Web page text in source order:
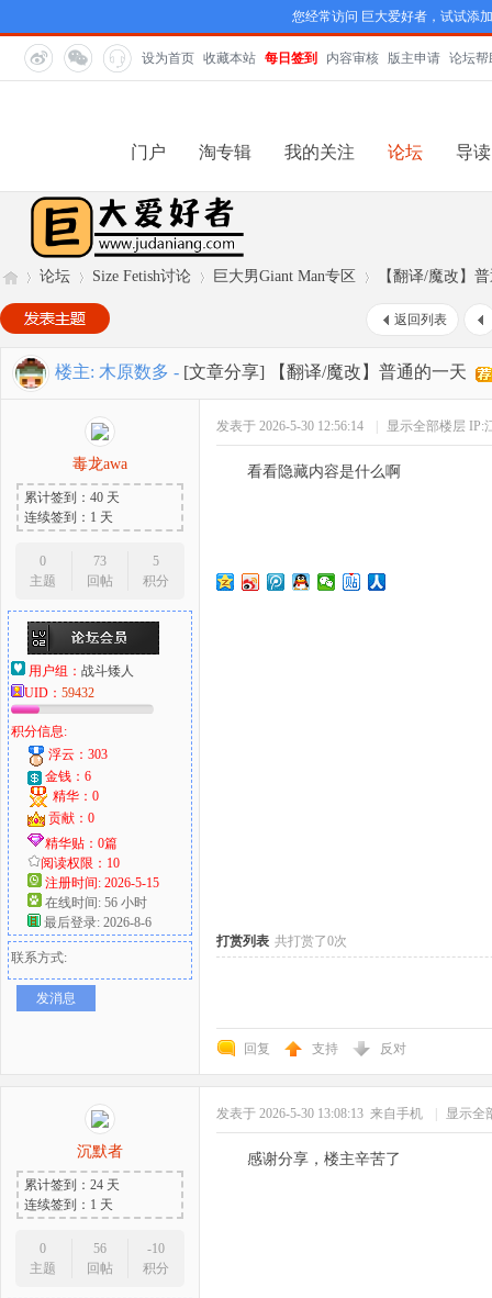
您经常访问 巨大爱好者，试试添
设为首页 收藏本站 每日签到 内容审核 版主申请 论坛帮
门户 淘专辑 我的关注 论坛 导读
巨
爱
»
论坛
›
Size Fetish讨论
›
巨大男Giant Man专区
›
【翻译/魔改】
返回列表
楼主: 木原数多 - [文章分享] 【翻译/魔改】普通的一天
毒龙awa
累计签到：40 天
连续签到：1 天
0
主题
73
回帖
5
积分
用户组： 战斗矮人
UID： 59432
积分信息:
浮云：303
金钱：6
精华：0
贡献：0
精华贴：0篇
阅读权限：10
注册时间: 2026-5-15
在线时间: 56 小时
最后登录: 2026-8-6
联系方式:
发消息
发表于 2026-5-30 12:56:14 显示全部楼层 IP:
看看隐藏内容是什么啊
打赏列表 共打赏了0次
回复 支持 反对
沉默者
累计签到：24 天
连续签到：1 天
0
主题
56
回帖
-10
积分
发表于 2026-5-30 13:08:13 来自手机 显示全
感谢分享，楼主辛苦了